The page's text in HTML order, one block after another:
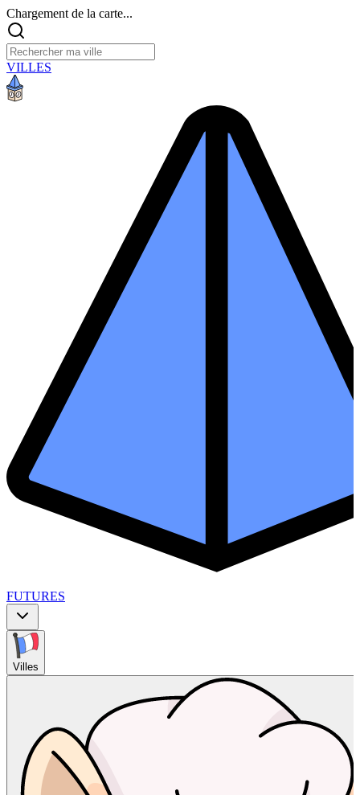
Chargement de la carte...
VILLES
FUTURES
Villes